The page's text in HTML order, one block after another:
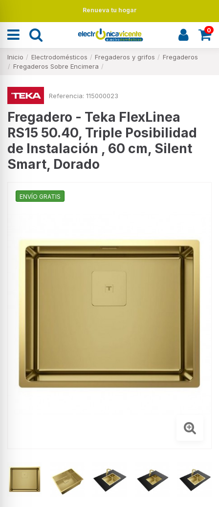
Renueva tu hogar
0
Inicio Electrodomésticos Fregaderos y grifos
Fregaderos
Fregaderos Sobre Encimera
Referencia: 115000023
Fregadero - Teka FlexLinea
RS15 50.40, Triple Posibilidad
de Instalación , 60 cm, Silent
Smart, Dorado
ENVÍO GRATIS